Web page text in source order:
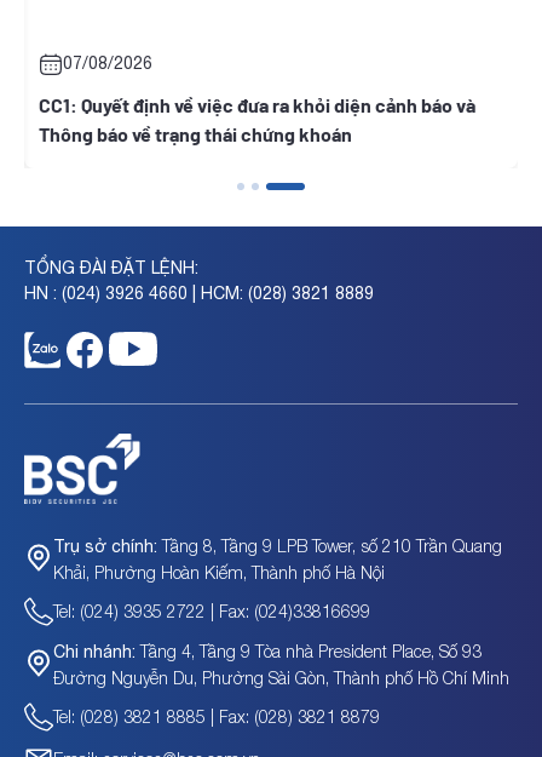
07/08/2026
CC1: Quyết định về việc đưa ra khỏi diện cảnh báo và
Thông báo về trạng thái chứng khoán
TỔNG ĐÀI ĐẶT LỆNH:
HN : (024) 3926 4660 | HCM: (028) 3821 8889
Trụ sở chính: Tầng 8, Tầng 9 LPB Tower, số 210 Trần Quang
Khải, Phường Hoàn Kiếm, Thành phố Hà Nội
Tel: (024) 3935 2722 | Fax: (024)33816699
Chi nhánh: Tầng 4, Tầng 9 Tòa nhà President Place, Số 93
Đường Nguyễn Du, Phường Sài Gòn, Thành phố Hồ Chí Minh
Tel: (028) 3821 8885 | Fax: (028) 3821 8879